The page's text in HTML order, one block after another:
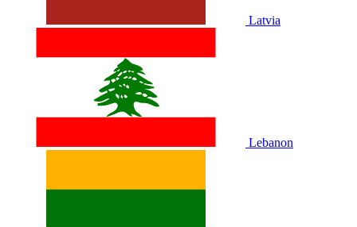
Latvia
Lebanon